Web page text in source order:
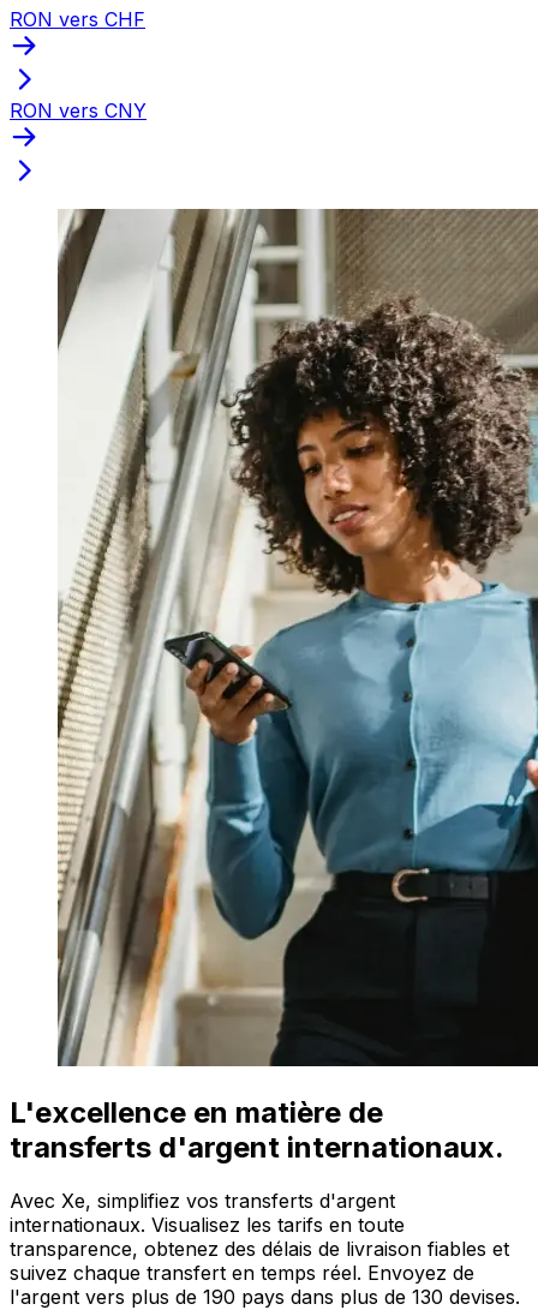
RON vers CHF
RON vers CNY
L'excellence en matière de
transferts d'argent internationaux.
Avec Xe, simplifiez vos transferts d'argent
internationaux. Visualisez les tarifs en toute
transparence, obtenez des délais de livraison fiables et
suivez chaque transfert en temps réel. Envoyez de
l'argent vers plus de 190 pays dans plus de 130 devises.